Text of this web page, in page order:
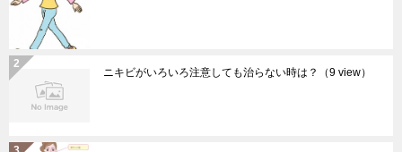
ニキビがいろいろ注意しても治らない時は？ （9 view）